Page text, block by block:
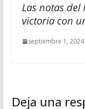
Las notas del
victoria con
septiembre 1, 2024
Deja una